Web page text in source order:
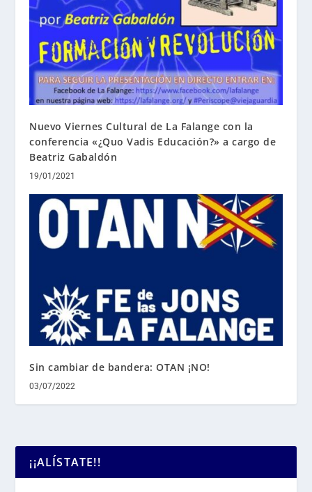
Nuevo Viernes Cultural de La Falange con la
conferencia «¿Quo Vadis Educación?» a cargo de
Beatriz Gabaldón
19/01/2021
Sin cambiar de bandera: OTAN ¡NO!
03/07/2022
¡¡ALÍSTATE!!